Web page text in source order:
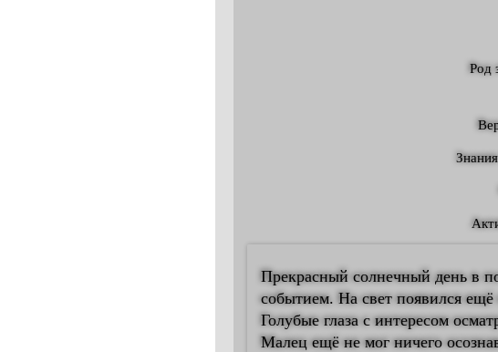
Род
Прекрасный солнечный день в
событием. На свет появился ещё
Голубые глаза с интересом
Малец ещё не мог ничего